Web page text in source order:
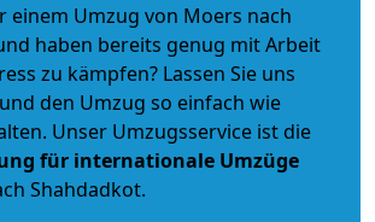
einem Umzug von Moers nach
haben bereits genug mit Arbeit
zu kämpfen? Lassen Sie uns
den Umzug so einfach wie
Unser Umzugsservice ist die
für internationale Umzüge
Shahdadkot.